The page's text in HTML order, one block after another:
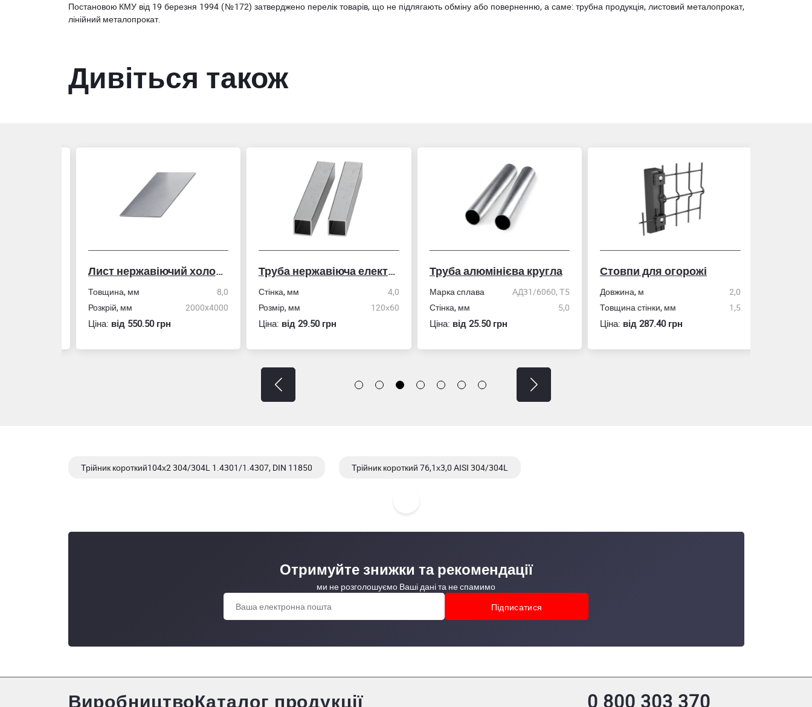
Постановою КМУ від 19 березня 1994 (№172) затверджено перелік товарів, що не підлягають обміну або поверненню, а саме: трубна продукція, листовий металопрокат,
лінійний металопрокат.
Дивіться також
Лист нержавіючий холоднокатаний
Товщина, мм
8,0
Розкрій, мм
2000x4000
Ціна:вiд 550.50 грн
Труба нержавіюча електрозварна профільна
Стінка, мм
4,0
Розмір, мм
120х60
Ціна:вiд 29.50 грн
Труба алюмінієва кругла
Марка сплава
АД31/6060, Т5
Стінка, мм
5,0
Ціна:вiд 25.50 грн
Стовпи для огорожі
Довжина, м
2,0
Товщина стінки, мм
1,5
Ціна:вiд 287.40 грн
Трійник короткий104х2 304/304L 1.4301/1.4307, DIN 11850 Трійник короткий 76,1х3,0 AISI 304/304L
Отримуйте знижки та рекомендації
ми не розголошуємо Ваші дані та не спамимо
ВиробництвоКаталог продукції 0 800 303 370